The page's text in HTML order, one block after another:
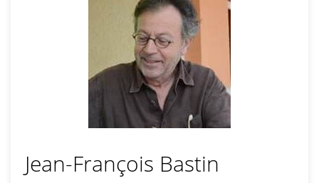
Jean-François Bastin